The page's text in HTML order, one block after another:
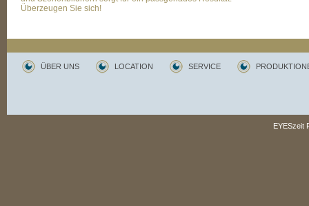
Überzeugen Sie sich!
ÜBER UNS LOCATION SERVICE
EYESzeit